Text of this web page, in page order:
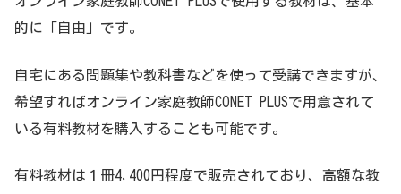
的に「自由」です。
自宅にある問題集や教科書などを使って受講できますが、
希望すればオンライン家庭教師CONET PLUSで用意されて
いる有料教材を購入することも可能です。
有料教材は１冊4,400円程度で販売されており、高額な教